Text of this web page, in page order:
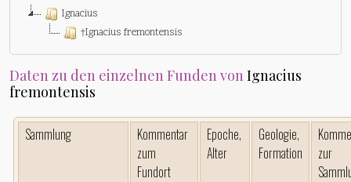
Ignacius
†Ignacius fremontensis
Daten zu den einzelnen Funden vonIgnacius
fremontensis
Sammlung
Kommentar
zum
Fundort
Epoche,
Alter
Geologie,
Formation
zur